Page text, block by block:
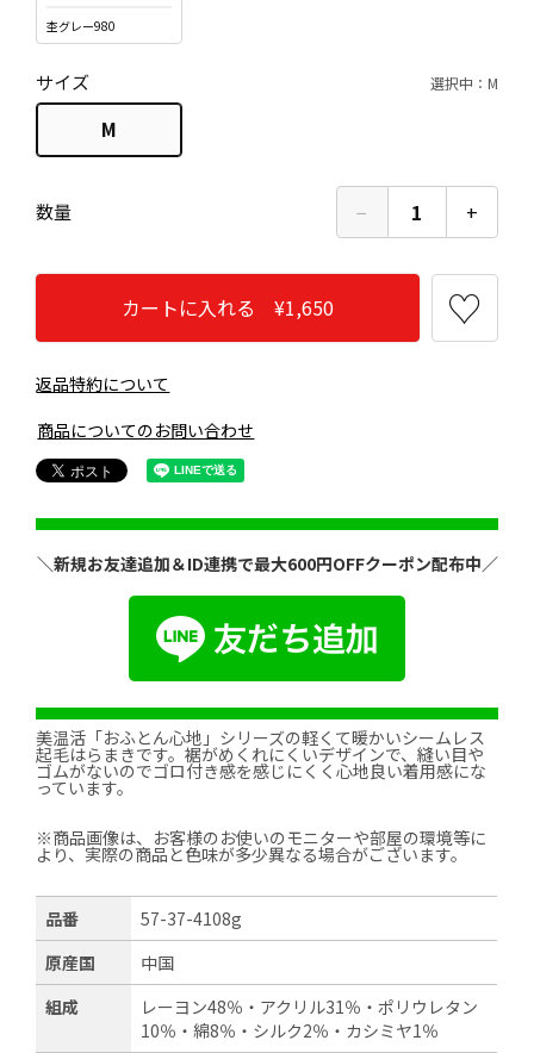
杢グレー980
サイズ 選択中：M
M
数量 − 1 +
カートに入れる ¥1,650
返品特約について
商品についてのお問い合わせ
＼新規お友達追加＆ID連携で最大600円OFFクーポン配布中／
美温活「おふとん心地」シリーズの軽くて暖かいシームレス
起毛はらまきです。裾がめくれにくいデザインで、縫い目や
ゴムがないのでゴロ付き感を感じにくく心地良い着用感にな
っています。
※商品画像は、お客様のお使いのモニターや部屋の環境等に
より、実際の商品と色味が多少異なる場合がございます。
品番
57-37-4108g
原産国
中国
組成
レーヨン48％・アクリル31％・ポリウレタン
10％・綿8％・シルク2％・カシミヤ1％